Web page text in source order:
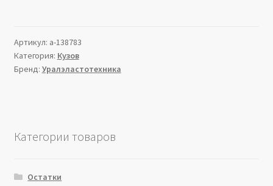
Артикул: a-138783
Категория: Кузов
Бренд: Уралэластотехника
Категории товаров
Остатки